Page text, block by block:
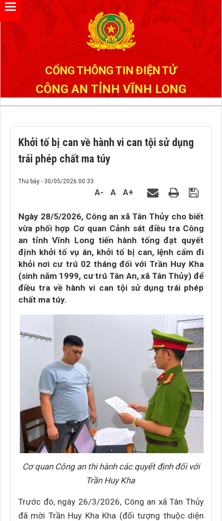
CỔNG THÔNG TIN ĐIỆN TỬ
CÔNG AN TỈNH VĨNH LONG
Khởi tố bị can về hành vi can tội sử dụng
trái phép chất ma túy
Thứ bảy - 30/05/2026 00:33
A- A A+
Ngày 28/5/2026, Công an xã Tân Thủy cho biết
vừa phối hợp Cơ quan Cảnh sát điều tra Công
an tỉnh Vĩnh Long tiến hành tống đạt quyết
định khởi tố vụ án, khởi tố bị can, lệnh cấm đi
khỏi nơi cư trú 02 tháng đối với Trần Huy Kha
(sinh năm 1999, cư trú Tân An, xã Tân Thủy) để
điều tra về hành vi can tội sử dụng trái phép
chất ma túy.
Cơ quan Công an thi hành các quyết định đối với
Trần Huy Kha
Trước đó, ngày 26/3/2026, Công an xã Tân Thủy
đã mời Trần Huy Kha Kha (đối tượng thuộc diện